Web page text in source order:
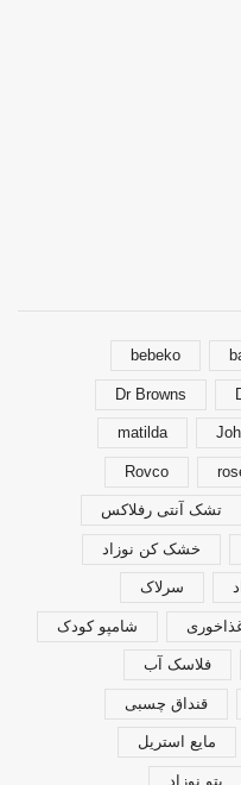
bebeko
Dr Browns
matilda
Rovco
تشک آنتی رفلاکس
خشک کن نوزاد
سرلاک
شامپو کودک
فلاسک آب
قنداق چسبی
مایع استریل
پتو نوزاد